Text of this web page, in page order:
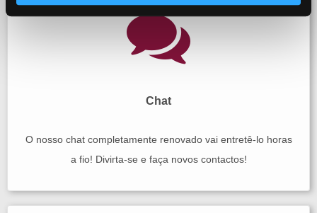
Chat
O nosso chat completamente renovado vai entretê-lo horas
a fio! Divirta-se e faça novos contactos!